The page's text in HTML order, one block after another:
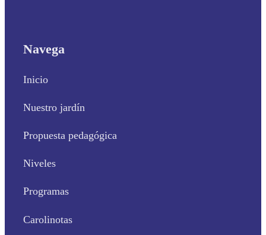
Navega
Inicio
Nuestro jardín
Propuesta pedagógica
Niveles
Programas
Carolinotas